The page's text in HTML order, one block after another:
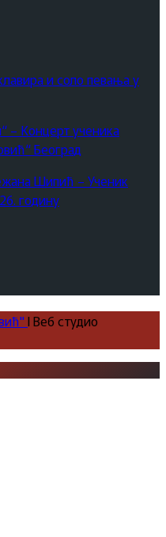
и соло певања у
– Концерт ученика
Београд
Шипић – Ученик
годину
I Веб студио